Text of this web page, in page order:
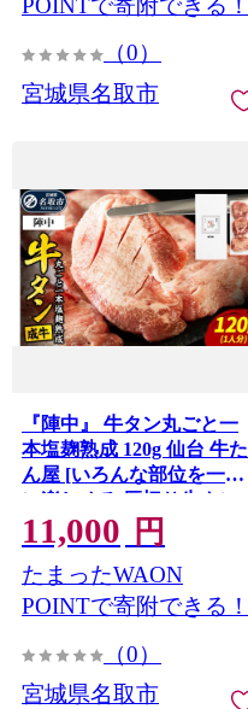
POINTで寄附できる！
（0）
宮城県名取市
『陣中』 牛タン丸ごと一
本塩麹熟成 120g 仙台 牛た
ん屋 [いろんな部位を一度
に楽しめる 厚切り牛タン]
11,000 円
たまったWAON
POINTで寄附できる！
（0）
宮城県名取市